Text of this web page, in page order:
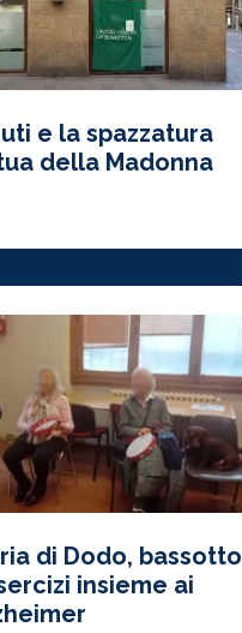
e la spazzatura
della Madonna
di Dodo, bassotto
insieme ai